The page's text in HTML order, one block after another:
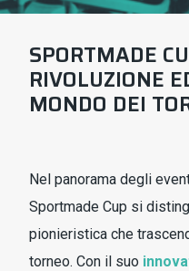
SPORTMADE
RIVOLUZIONE
MONDO DEI
Nel panorama degli
Sportmade Cup si
pionieristica che
torneo. Con il suo